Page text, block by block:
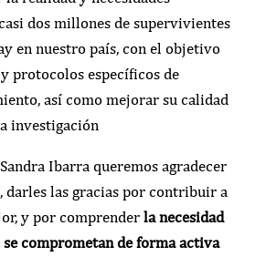
dos millones de supervivientes
en nuestro país, con el objetivo
protocolos específicos de
así como mejorar su calidad
investigación
Ibarra queremos agradecer
darles las gracias por contribuir a
y por comprenderla necesidad
se comprometan de forma activa